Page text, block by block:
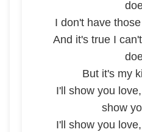
I don't have
And it's true I
But it's my
I'll show you
show
I'll show you